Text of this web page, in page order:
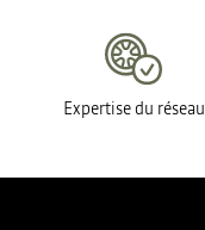
Expertise du réseau